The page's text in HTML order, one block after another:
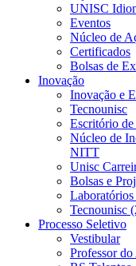
UNISC
Eventos
Núcleo de
Certificados
Bolsas de
Inovação
Inovação e
Tecnounisc
Escritório de
Núcleo de
NITT
Unisc
Bolsas e
Tecnounisc
Processo Seletivo
Vestibular
Professor do